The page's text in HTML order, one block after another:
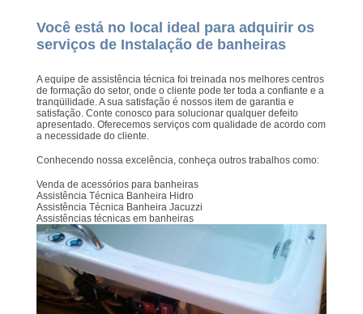
Você está no local ideal para adquirir os
serviços de Instalação de banheiras
A equipe de assistência técnica foi treinada nos melhores centros
de formação do setor, onde o cliente pode ter toda a confiante e a
tranqüilidade. A sua satisfação é nossos item de garantia e
satisfação. Conte conosco para solucionar qualquer defeito
apresentado. Oferecemos serviços com qualidade de acordo com
a necessidade do cliente.
Conhecendo nossa excelência, conheça outros trabalhos como:
Venda de acessórios para banheiras
Assistência Técnica Banheira Hidro
Assistência Técnica Banheira Jacuzzi
Assistências técnicas em banheiras